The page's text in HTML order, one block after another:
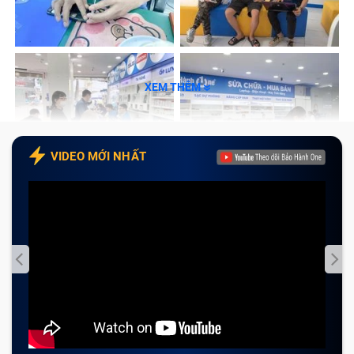
phím laptop Asus VivoBook S14 S431FA tại Bảo
Hành One
Tạm kết
Dấu hiệu nhận biết bàn phím laptop
sửa chữa?
xuất phân bổ hợp lý với thiết kế bằng phẳng để đảm
Tuy nhiên, trong quá trình sử dụng không cẩn
thận, laptop Asus VivoBook S14 S431FA xuất hiện lỗi
XEM THÊM
VIDEO MỚI NHẤT